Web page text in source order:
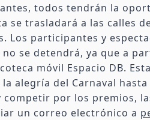
todos tendrán la
se trasladará a las calles
Los participantes y
se detendrá, ya que a
móvil Espacio DB.
alegría del Carnaval
por los premios,
un correo electrónico a